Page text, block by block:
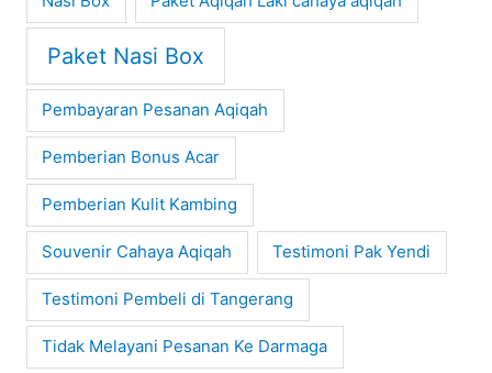
Paket Nasi Box
Pembayaran Pesanan Aqiqah
Pemberian Bonus Acar
Pemberian Kulit Kambing
Souvenir Cahaya Aqiqah Testimoni Pak Yendi
Testimoni Pembeli di Tangerang
Tidak Melayani Pesanan Ke Darmaga